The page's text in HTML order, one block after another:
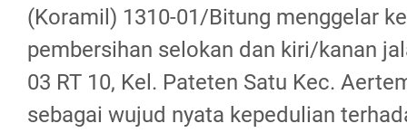
(Koramil) 1310-01/Bitung menggelar
pembersihan selokan dan kiri/kanan
03 RT 10, Kel. Pateten Satu Kec.
sebagai wujud nyata kepedulian